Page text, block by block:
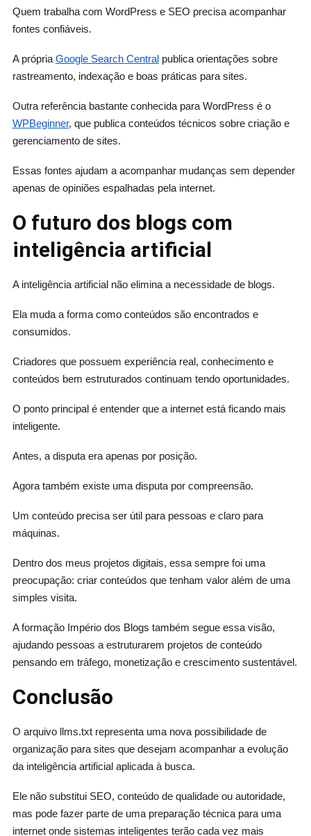
Quem trabalha com WordPress e SEO precisa acompanhar
fontes confiáveis.
A própria Google Search Centralpublica orientações sobre
rastreamento, indexação e boas práticas para sites.
Outra referência bastante conhecida para WordPress é o
WPBeginner, que publica conteúdos técnicos sobre criação e
gerenciamento de sites.
Essas fontes ajudam a acompanhar mudanças sem depender
apenas de opiniões espalhadas pela internet.
O futuro dos blogs com
inteligência artificial
A inteligência artificial não elimina a necessidade de blogs.
Ela muda a forma como conteúdos são encontrados e
consumidos.
Criadores que possuem experiência real, conhecimento e
conteúdos bem estruturados continuam tendo oportunidades.
O ponto principal é entender que a internet está ficando mais
inteligente.
Antes, a disputa era apenas por posição.
Agora também existe uma disputa por compreensão.
Um conteúdo precisa ser útil para pessoas e claro para
máquinas.
Dentro dos meus projetos digitais, essa sempre foi uma
preocupação: criar conteúdos que tenham valor além de uma
simples visita.
A formação Império dos Blogs também segue essa visão,
ajudando pessoas a estruturarem projetos de conteúdo
pensando em tráfego, monetização e crescimento sustentável.
Conclusão
O arquivo llms.txt representa uma nova possibilidade de
organização para sites que desejam acompanhar a evolução
da inteligência artificial aplicada à busca.
Ele não substitui SEO, conteúdo de qualidade ou autoridade,
mas pode fazer parte de uma preparação técnica para uma
internet onde sistemas inteligentes terão cada vez mais